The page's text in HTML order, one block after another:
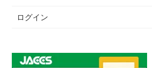
ログイン